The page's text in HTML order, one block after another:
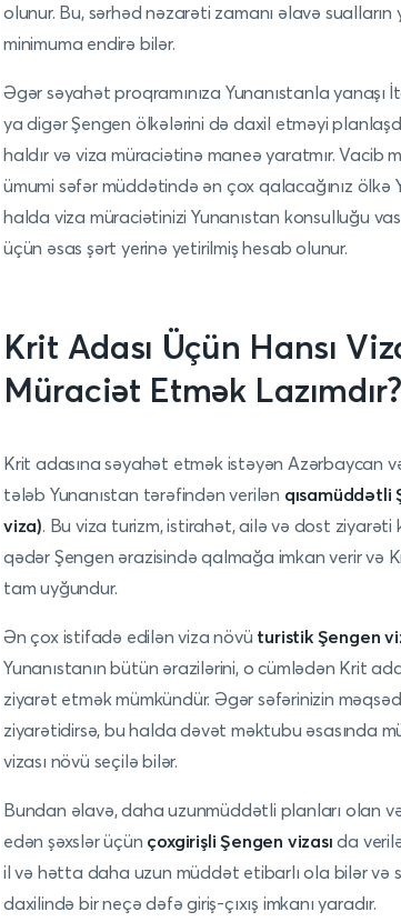
olunur. Bu, sərhəd nəzarəti zamanı əlavə sualların
minimuma endirə bilər.
Əgər səyahət proqramınıza Yunanıstanla yanaşı
ya digər Şengen ölkələrini də daxil etməyi
haldır və viza müraciətinə maneə yaratmır. Vacib
ümumi səfər müddətində ən çox qalacağınız ölkə
halda viza müraciətinizi Yunanıstan konsulluğu
üçün əsas şərt yerinə yetirilmiş hesab olunur.
Krit Adası Üçün Hansı
Müraciət Etmək Lazımdır?
Krit adasına səyahət etmək istəyən Azərbaycan
tələb Yunanıstan tərəfindən verilən qısamüddətli
viza). Bu viza turizm, istirahət, ailə və dost ziyarəti
qədər Şengen ərazisində qalmağa imkan verir və
tam uyğundur.
Ən çox istifadə edilən viza növü turistik Şengen
Yunanıstanın bütün ərazilərini, o cümlədən Krit
ziyarət etmək mümkündür. Əgər səfərinizin
ziyarətidirsə, bu halda dəvət məktubu əsasında
vizası növü seçilə bilər.
Bundan əlavə, daha uzunmüddətli planları olan
edən şəxslər üçün çoxgirişli Şengen vizası da
il və hətta daha uzun müddət etibarlı ola bilər və
daxilində bir neçə dəfə giriş-çıxış imkanı yaradır.